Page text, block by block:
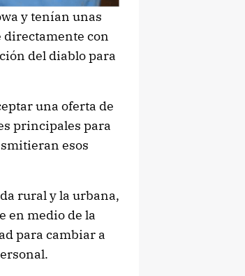
y tenían unas
con
del diablo para
una oferta de
principales para
esos
rural y la urbana,
en medio de la
para cambiar a